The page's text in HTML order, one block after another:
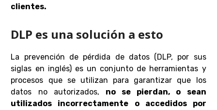
clientes.
DLP es una solución a esto
La prevención de pérdida de datos (DLP, por sus
siglas en inglés) es un conjunto de herramientas y
procesos que se utilizan para garantizar que los
datos no autorizados, no se pierdan, o sean
utilizados incorrectamente o accedidos por